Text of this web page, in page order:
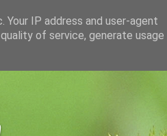
IP address and user-agent
of service, generate usage